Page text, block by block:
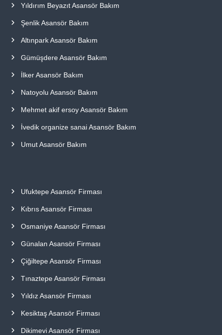
Yıldırım Beyazıt Asansör Bakım
Şenlik Asansör Bakım
Altınpark Asansör Bakım
Gümüşdere Asansör Bakım
İlker Asansör Bakım
Natoyolu Asansör Bakım
Mehmet akif ersoy Asansör Bakım
İvedik organize sanai Asansör Bakım
Umut Asansör Bakım
Ufuktepe Asansör Firması
Kıbrıs Asansör Firması
Osmaniye Asansör Firması
Günalan Asansör Firması
Çiğiltepe Asansör Firması
Tınaztepe Asansör Firması
Yıldız Asansör Firması
Kesiktaş Asansör Firması
Dikimevi Asansör Firması